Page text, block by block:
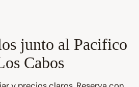
junto al Pacifico
Cabos